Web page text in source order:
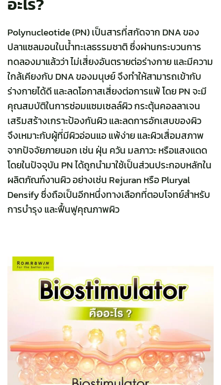
Polynucleotide (PN) เป็นสารที่สกัดจาก DNA ของ
ปลาแซลมอนในน้ำทะเลธรรมชาติ ซึ่งผ่านกระบวนการ
ทดลองมาแล้วว่า ไม่เสี่ยงอันตรายต่อร่างกาย และมีความ
ใกล้เคียงกับ DNA ของมนุษย์ จึงทำให้สามารถเข้ากับ
ร่างกายได้ดี และลดโอกาสเสี่ยงต่อการแพ้ โดย PN จะมี
คุณสมบัติในการซ่อมแซมเซลล์ผิว กระตุ้นคอลลาเจน
เสริมสร้างเกราะป้องกันผิว และลดการอักเสบของผิว
จึงเหมาะกับผู้ที่มีผิวอ่อนแอ แพ้ง่าย และผิวเสื่อมสภาพ
จากปัจจัยภายนอก เช่น ฝุ่น ควัน มลภาวะ หรือแสงแดด
โดยในปัจจุบัน PN ได้ถูกนำมาใช้เป็นส่วนประกอบหลักใน
ผลิตภัณฑ์งานผิว อย่างเช่น Rejuran หรือ Pluryal
Densify ซึ่งถือเป็นอีกหนึ่งทางเลือกที่ตอบโจทย์สำหรับ
การบำรุง และฟื้นฟูคุณภาพผิว